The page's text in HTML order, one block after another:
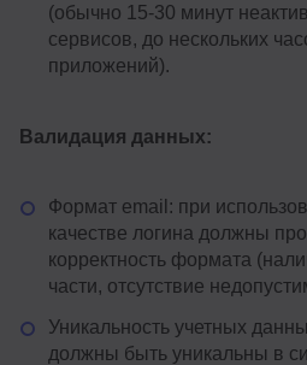
(обычно 15-30 минут
сервисов, до нескольких
приложений).
Валидация данных:
Формат email: при
качестве логина должны
корректность формата
части, отсутствие
Уникальность учетных
должны быть уникальны в